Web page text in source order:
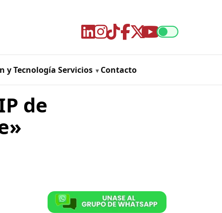
y Tecnología Servicios Contacto
de